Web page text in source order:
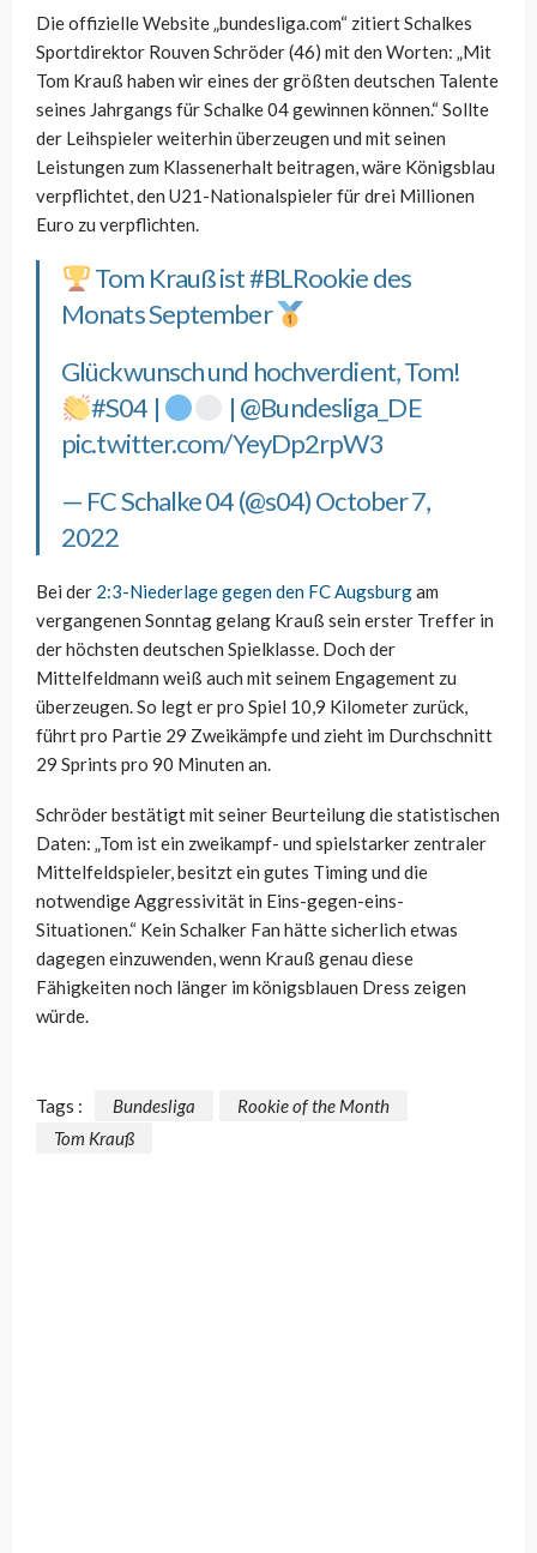
Die offizielle Website „bundesliga.com“ zitiert Schalkes
Sportdirektor Rouven Schröder (46) mit den Worten: „Mit
Tom Krauß haben wir eines der größten deutschen Talente
seines Jahrgangs für Schalke 04 gewinnen können.“ Sollte
der Leihspieler weiterhin überzeugen und mit seinen
Leistungen zum Klassenerhalt beitragen, wäre Königsblau
verpflichtet, den U21-Nationalspieler für drei Millionen
Euro zu verpflichten.
Tom Krauß ist#BLRookiedes
Monats September
Glückwunsch und hochverdient, Tom!
#S04 | | @Bundesliga_DE
pic.twitter.com/YeyDp2rpW3
— FC Schalke 04 (@s04)October 7,
2022
Bei der 2:3-Niederlage gegen den FC Augsburgam
vergangenen Sonntag gelang Krauß sein erster Treffer in
der höchsten deutschen Spielklasse. Doch der
Mittelfeldmann weiß auch mit seinem Engagement zu
überzeugen. So legt er pro Spiel 10,9 Kilometer zurück,
führt pro Partie 29 Zweikämpfe und zieht im Durchschnitt
29 Sprints pro 90 Minuten an.
Schröder bestätigt mit seiner Beurteilung die statistischen
Daten: „Tom ist ein zweikampf- und spielstarker zentraler
Mittelfeldspieler, besitzt ein gutes Timing und die
notwendige Aggressivität in Eins-gegen-eins-
Situationen.“ Kein Schalker Fan hätte sicherlich etwas
dagegen einzuwenden, wenn Krauß genau diese
Fähigkeiten noch länger im königsblauen Dress zeigen
würde.
Tags : Bundesliga
Rookie of the Month
Tom Krauß